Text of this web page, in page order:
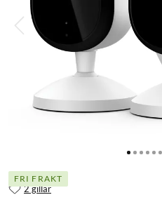
FRI FRAKT
2 gillar